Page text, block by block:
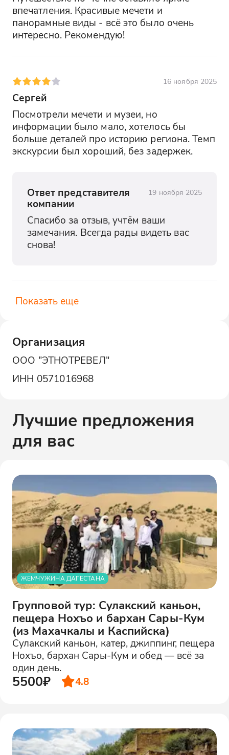
впечатления. Красивые мечети и
панорамные виды - всё это было очень
интересно. Рекомендую!
16 ноября 2025
Сергей
Посмотрели мечети и музеи, но
информации было мало, хотелось бы
больше деталей про историю региона. Темп
экскурсии был хороший, без задержек.
Ответ представителя
компании
19 ноября 2025
Спасибо за отзыв, учтём ваши
замечания. Всегда рады видеть вас
снова!
Показать еще
Организация
ООО "ЭТНОТРЕВЕЛ"
ИНН 0571016968
Лучшие предложения
для вас
ЖЕМЧУЖИНА ДАГЕСТАНА
Групповой тур: Сулакский каньон,
пещера Нохъо и бархан Сары-Кум
(из Махачкалы и Каспийска)
Сулакский каньон, катер, джиппинг, пещера
Нохъо, бархан Сары-Кум и обед — всё за
один день.
5500₽ 4.8